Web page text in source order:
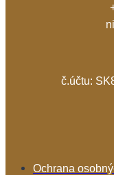
č.účtu:
Ochrana